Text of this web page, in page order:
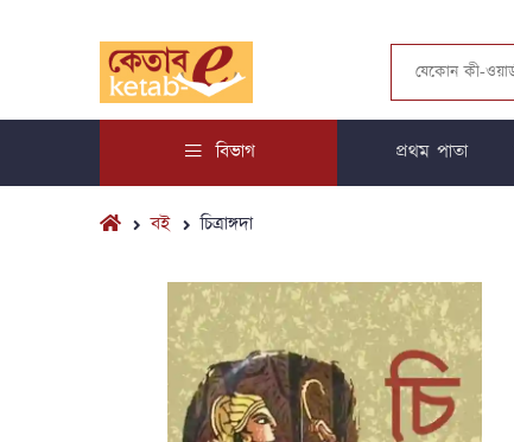
বিভাগ প্রথম পাতা
বই চিত্রাঙ্গদা